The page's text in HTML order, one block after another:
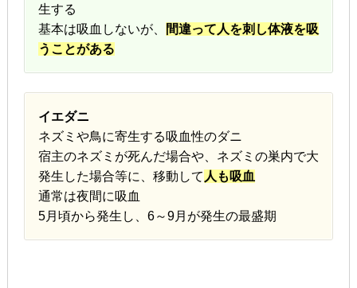
生する
基本は吸血しないが、
間違って人を刺し体液を吸
うことがある
イエダニ
ネズミや鳥に寄生する吸血性のダニ
宿主のネズミが死んだ場合や、ネズミの巣内で大
発生した場合等に、移動して 人も吸血
通常は夜間に吸血
5月頃から発生し、6～9月が発生の最盛期